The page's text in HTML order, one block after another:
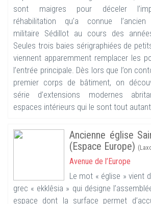
sont maigres pour déceler
réhabilitation qu’a connue
militaire Sédillot au cours des
Seules trois baies sérigraphiées de
viennent apparemment remplacer les
l’entrée principale. Dès lors que l’on
premier corps de bâtiment, on
série d’extensions modernes
espaces intérieurs qui le sont tout
Ancienne église
(Espace Europe)
Avenue de l’Europe
Le mot « église » vient
grec « ekklêsia » qui désigne
espace dont la surface permet